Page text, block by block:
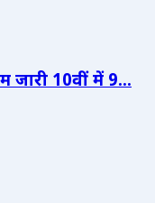
जारी 10वीं में 9...